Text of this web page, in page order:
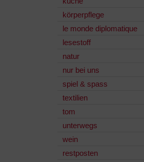
körperpflege
le monde diplomatique
lesestoff
natur
nur bei uns
spiel & spass
textilien
tom
unterwegs
wein
restposten